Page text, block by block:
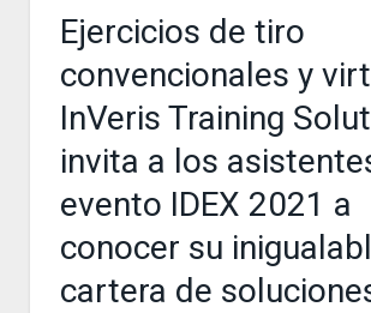
Ejercicios de tiro
convencionales y
InVeris Training
invita a los
evento IDEX 2021 a
conocer su
cartera de